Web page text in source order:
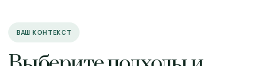
ВАШ КОНТЕКСТ